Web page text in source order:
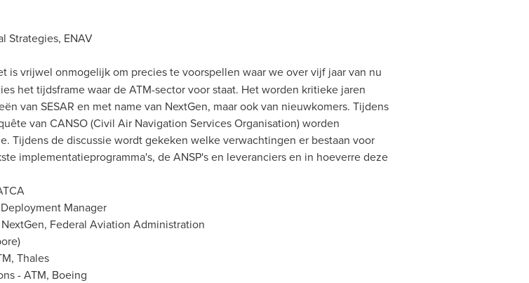
Strategies, ENAV
is vrijwel onmogelijk om precies te voorspellen waar we over vijf jaar van nu
het tijdsframe waar de ATM-sector voor staat. Het worden kritieke jaren
van SESAR en met name van NextGen, maar ook van nieuwkomers. Tijdens
van CANSO(Civil Air Navigation Services Organisation) worden
Tijdens de discussie wordt gekeken welke verwachtingen er bestaan voor
implementatieprogramma's, de ANSP's en leveranciers en in hoeverre deze
Manager
Federal Aviation Administration
)
Thales
- ATM, Boeing